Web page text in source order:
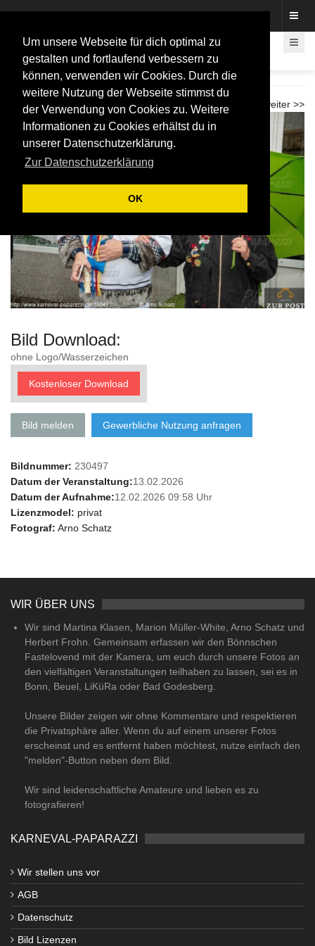
Um unsere Webseite für dich optimal zu
gestalten und fortlaufend verbessern zu
können, verwenden wir Cookies. Durch die
weitere Nutzung der Webseite stimmst du
der Verwendung von Cookies zu. Weitere
Informationen zu Cookies erhältst du in
unserer Datenschutzerklärung.
Zur Datenschutzerklärung
OK
Weiberfastnacht Umzug Beuel 2026
weiter >>
<< zurück
Bild Download:
ohne Logo/Wasserzeichen
Kostenloser Download
Bild melden Gewerbliche Nutzung anfragen
Bildnummer: 230497
Datum der Veranstaltung:13.02.2026
Datum der Aufnahme:12.02.2026 09:58 Uhr
Lizenzmodel: privat
Fotograf: Arno Schatz
WIR ÜBER UNS
Wir sind Martina Klasen, Marion Müller-White, Arno Schatz und
Herbert Frohn. Gemeinsam erfassen wir den Bönnschen
Fastelovend mit der Kamera, um euch durch unsere Fotos an
den vielfältigen Veranstaltungen teilhaben zu lassen, sei es in
Bonn, Beuel, LiKüRa oder Bad Godesberg.
Unsere Bilder zeigen wir ohne Kommentare und respektieren
die Privatsphäre aller. Wenn du auf einem unserer Fotos
erscheinst und es entfernt haben möchtest, nutze einfach den
"melden"-Button neben dem Bild.
Wir sind leidenschaftliche Amateure und lieben es zu
fotografieren!
KARNEVAL-PAPARAZZI
Wir stellen uns vor
AGB
Datenschutz
Bild Lizenzen